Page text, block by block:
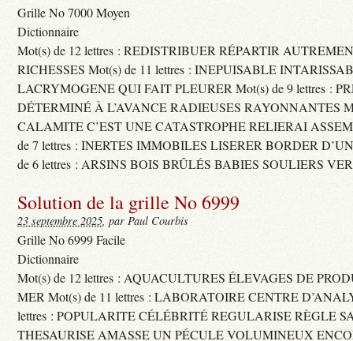
Grille No 7000 Moyen
Dictionnaire
Mot(s) de 12 lettres : REDISTRIBUER RÉPARTIR
RICHESSES Mot(s) de 11 lettres : INEPUISABLE
LACRYMOGENE QUI FAIT PLEURER Mot(s) de 9 lettres :
DÉTERMINÉ À L’AVANCE RADIEUSES RAYONNANTES
CALAMITE C’EST UNE CATASTROPHE RELIERAI
de 7 lettres : INERTES IMMOBILES LISERER BORDER
de 6 lettres : ARSINS BOIS BRÛLÉS BABIES SOULIERS
Solution de la grille No 6999
23 septembre 2025, par Paul Courbis
Grille No 6999 Facile
Dictionnaire
Mot(s) de 12 lettres : AQUACULTURES ÉLEVAGES DE
MER Mot(s) de 11 lettres : LABORATOIRE CENTRE
lettres : POPULARITE CÉLÉBRITÉ REGULARISE RÈGLE
THESAURISE AMASSE UN PÉCULE VOLUMINEUX